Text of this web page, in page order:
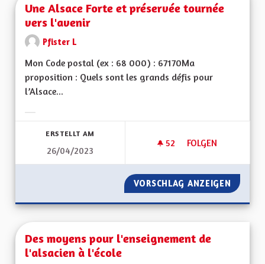
Une Alsace Forte et préservée tournée
vers l'avenir
Pfister L
Mon Code postal (ex : 68 000) : 67170Ma
proposition : Quels sont les grands défis pour
l’Alsace...
ERSTELLT AM
26/04/2023
52 52 FOLLOWER
FOLGEN
UNE ALSACE
VORSCHLAG ANZEIGEN UNE
Des moyens pour l'enseignement de
l'alsacien à l'école